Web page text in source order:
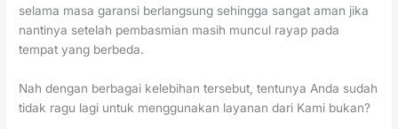
selama masa garansi berlangsung sehingga sangat aman jika
nantinya setelah pembasmian masih muncul rayap pada
tempat yang berbeda.
Nah dengan berbagai kelebihan tersebut, tentunya Anda sudah
tidak ragu lagi untuk menggunakan layanan dari Kami bukan?